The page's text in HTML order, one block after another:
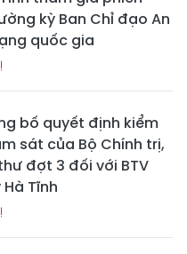
kỳ Ban Chỉ đạo An
quốc gia
bố quyết định kiểm
sát của Bộ Chính trị,
đợt 3 đối với BTV
Tĩnh